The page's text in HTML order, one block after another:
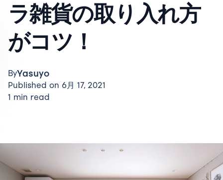
ラ雑貨の取り入れ方
がコツ！
ByYasuyo
Published on 6月 17, 2021
1 min read